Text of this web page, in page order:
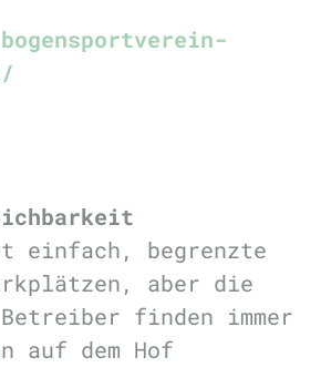
einfach, begrenzte
aber die
finden immer
auf dem Hof